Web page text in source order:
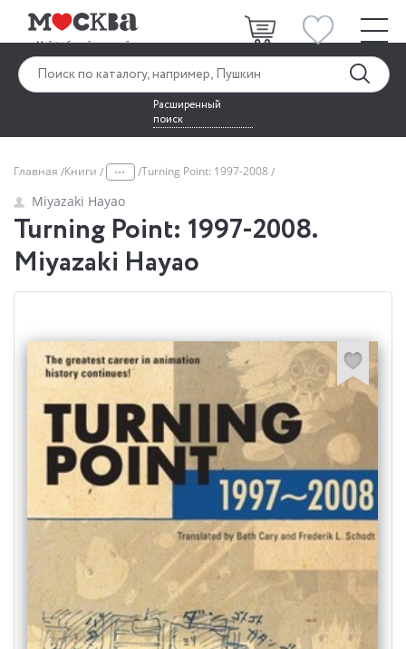
Расширенный
поиск
Главная Книги ... Turning Point: 1997-2008
Miyazaki Hayao
Turning Point: 1997-2008.
Miyazaki Hayao